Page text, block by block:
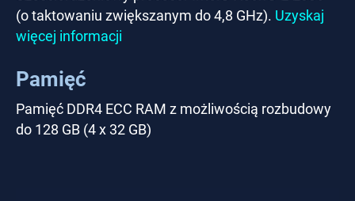
(o taktowaniu zwiększanym do 4,8 GHz). Uzyskaj
więcej informacji
Pamięć
Pamięć DDR4 ECC RAM z możliwością rozbudowy
do 128 GB (4 x 32 GB)